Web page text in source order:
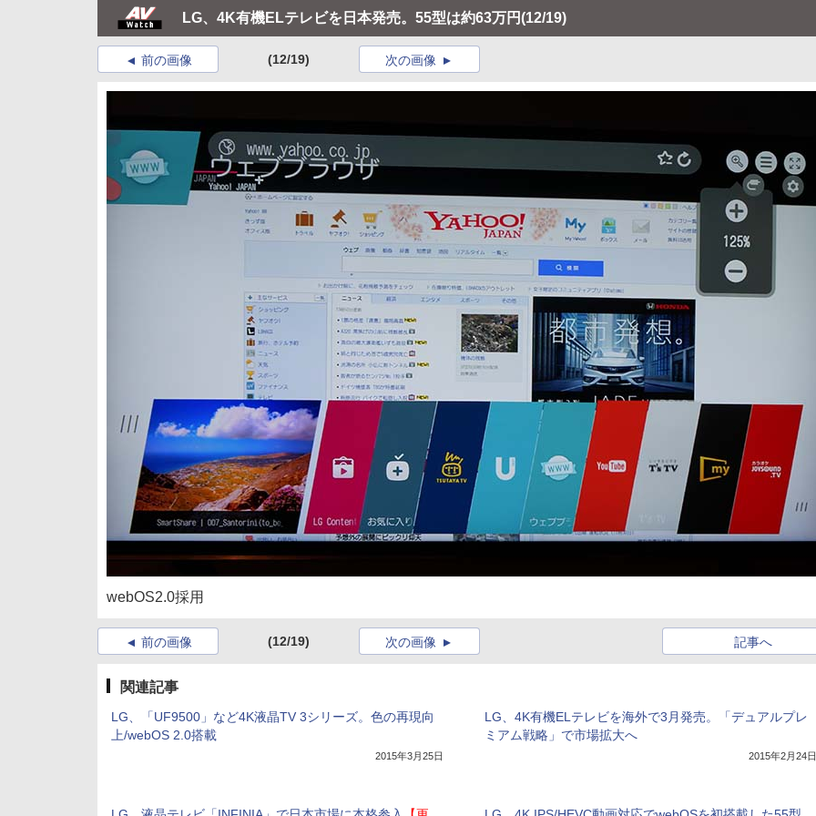
LG、4K有機ELテレビを日本発売。55型は約63万円(12/19)
前の画像 (12/19) 次の画像
webOS2.0採用
前の画像 (12/19) 記事へ
次の画像
関連記事
LG、「UF9500」など4K液晶TV 3シリーズ。色の再現向
上/webOS 2.0搭載
2015年3月25日
LG、4K有機ELテレビを海外で3月発売。「デュアルプレ
ミアム戦略」で市場拡大へ
2015年2月24日